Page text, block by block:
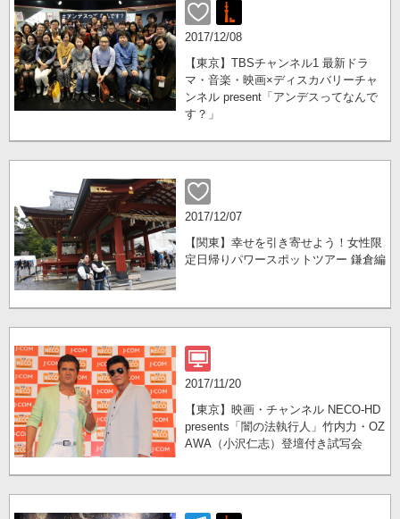
2017/12/08
【東京】TBSチャンネル1 最新ドラ
マ・音楽・映画×ディスカバリーチャ
ンネル present「アンデスってなんで
す？」
2017/12/07
【関東】幸せを引き寄せよう！女性限
定日帰りパワースポットツアー 鎌倉編
2017/11/20
【東京】映画・チャンネル NECO-HD
presents「闇の法執行人」竹内力・OZ
AWA（小沢仁志）登壇付き試写会